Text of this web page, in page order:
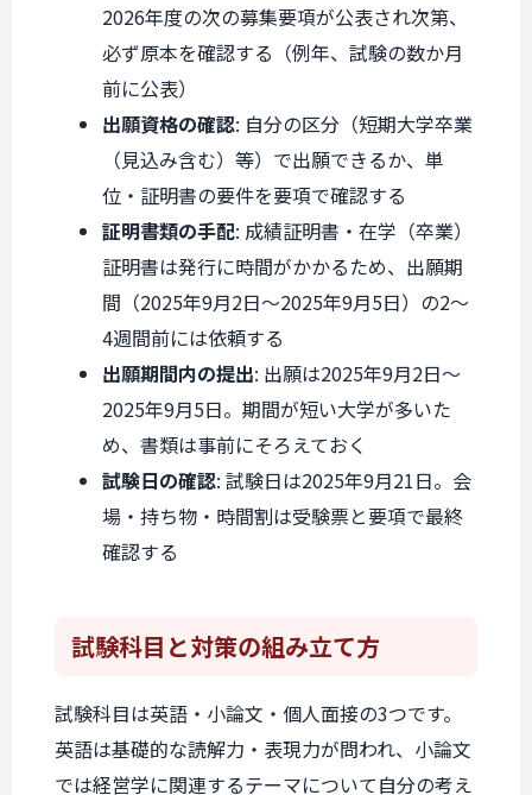
2026年度の次の募集要項が公表され次第、
必ず原本を確認する（例年、試験の数か月
前に公表）
出願資格の確認: 自分の区分（短期大学卒業
（見込み含む）等）で出願できるか、単
位・証明書の要件を要項で確認する
証明書類の手配: 成績証明書・在学（卒業）
証明書は発行に時間がかかるため、出願期
間（2025年9月2日〜2025年9月5日）の2〜
4週間前には依頼する
出願期間内の提出: 出願は2025年9月2日〜
2025年9月5日。期間が短い大学が多いた
め、書類は事前にそろえておく
試験日の確認: 試験日は2025年9月21日。会
場・持ち物・時間割は受験票と要項で最終
確認する
試験科目と対策の組み立て方
試験科目は英語・小論文・個人面接の3つです。
英語は基礎的な読解力・表現力が問われ、小論文
では経営学に関連するテーマについて自分の考え